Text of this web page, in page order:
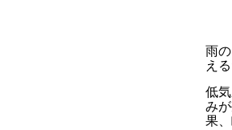
雨
え
低
み
果